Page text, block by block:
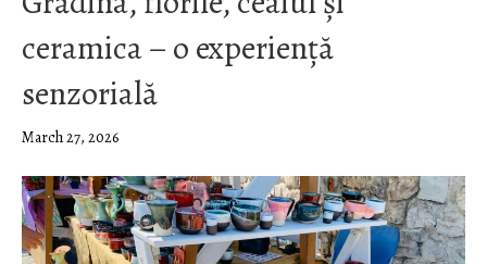
ceramica – o experiență
senzorială
March 27, 2026